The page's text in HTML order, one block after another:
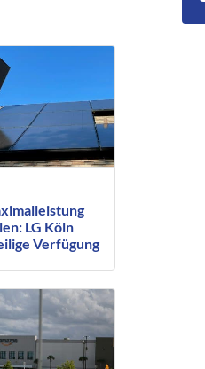
LG Köln
Verfügung